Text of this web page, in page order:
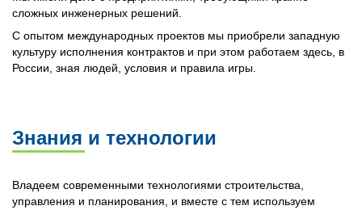
сложных инженерных решений.
С опытом международных проектов мы приобрели западную
культуру исполнения контрактов и при этом работаем здесь, в
России, зная людей, условия и правила игры.
Знания и технологии
Владеем современными технологиями строительства,
управления и планирования, и вместе с тем используем